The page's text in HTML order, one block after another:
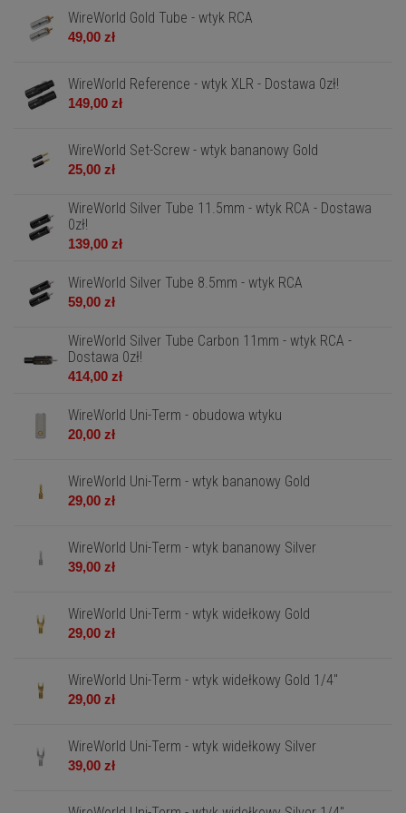
WireWorld Gold Tube - wtyk RCA
49,00 zł
WireWorld Reference - wtyk XLR - Dostawa 0zł!
149,00 zł
WireWorld Set-Screw - wtyk bananowy Gold
25,00 zł
WireWorld Silver Tube 11.5mm - wtyk RCA - Dostawa
0zł!
139,00 zł
WireWorld Silver Tube 8.5mm - wtyk RCA
59,00 zł
WireWorld Silver Tube Carbon 11mm - wtyk RCA -
Dostawa 0zł!
414,00 zł
WireWorld Uni-Term - obudowa wtyku
20,00 zł
WireWorld Uni-Term - wtyk bananowy Gold
29,00 zł
WireWorld Uni-Term - wtyk bananowy Silver
39,00 zł
WireWorld Uni-Term - wtyk widełkowy Gold
29,00 zł
WireWorld Uni-Term - wtyk widełkowy Gold 1/4"
29,00 zł
WireWorld Uni-Term - wtyk widełkowy Silver
39,00 zł